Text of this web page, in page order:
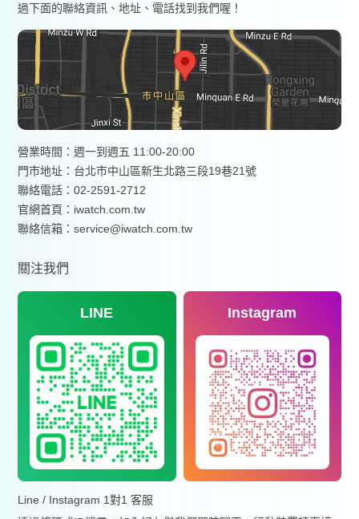
過下面的聯絡資訊、地址、電話找到我們喔！
營業時間：週一到週五 11:00-20:00
門市地址：台北市中山區新生北路三段19巷21號
聯絡電話：02-2591-2712
官網首頁： iwatch.com.tw
聯絡信箱：service@iwatch.com.tw
關注我們
LINE Instagram
Line / Instagram 1對1 客服